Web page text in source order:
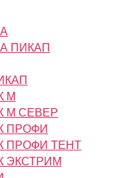
ПИКАП
М
М СЕВЕР
ПРОФИ
ПРОФИ ТЕНТ
ЭКСТРИМ